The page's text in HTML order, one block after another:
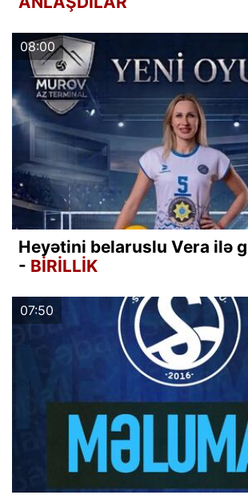
08:00
Heyətini belaruslu Vera ilə
- BİRİLLİK
07:50